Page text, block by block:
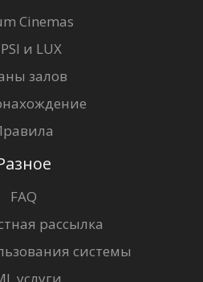
Cinemas
и LUX
залов
FAQ
рассылка
системы
услуги